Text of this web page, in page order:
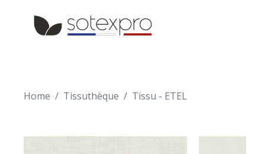
Skip to main content
Home Tissuthèque Tissu - ETEL